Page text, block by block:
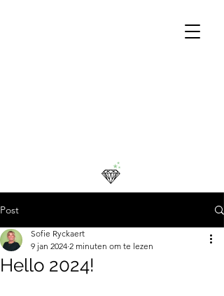
Post
Hello 2024!
Sofie Ryckaert
9 jan 2024 2 minuten om te lezen